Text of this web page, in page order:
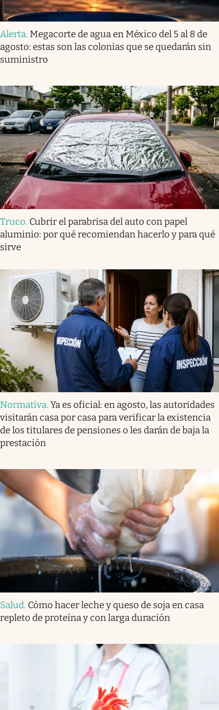
Alerta. Megacorte de agua en México del 5 al 8 de
agosto: estas son las colonias que se quedarán sin
suministro
Truco. Cubrir el parabrisa del auto con papel
aluminio: por qué recomiendan hacerlo y para qué
sirve
Normativa. Ya es oficial: en agosto, las autoridades
visitarán casa por casa para verificar la existencia
de los titulares de pensiones o les darán de baja la
prestación
Salud. Cómo hacer leche y queso de soja en casa
repleto de proteína y con larga duración